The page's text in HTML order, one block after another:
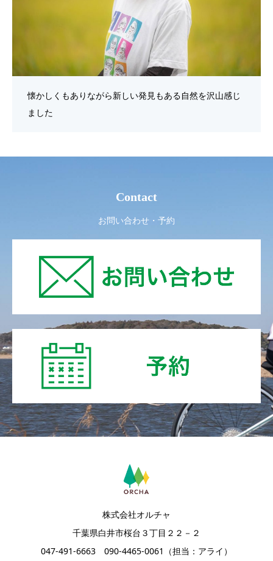
懐かしくもありながら新しい発見もある自然を沢山感じ
ました
Contact
お問い合わせ・予約
株式会社オルチャ
千葉県白井市桜台３丁目２２－２
047-491-6663 090-4465-0061（担当：アライ）